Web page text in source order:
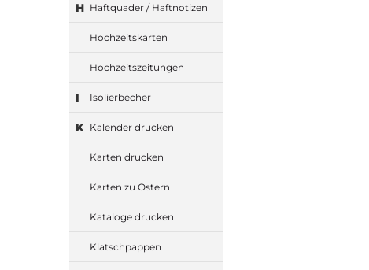
H Haftquader / Haftnotizen
Hochzeitskarten
Hochzeitszeitungen
I Isolierbecher
K Kalender drucken
Karten drucken
Karten zu Ostern
Kataloge drucken
Klatschpappen